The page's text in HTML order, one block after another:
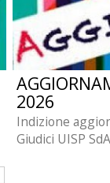
2026
Indizione
Giudici UISP